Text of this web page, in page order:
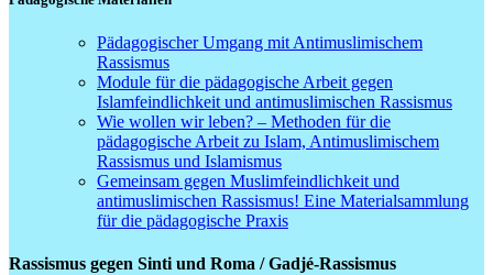
Pädagogischer Umgang mit Antimuslimischem
Rassismus
Module für die pädagogische Arbeit gegen
Islamfeindlichkeit und antimuslimischen Rassismus
Wie wollen wir leben? – Methoden für die
pädagogische Arbeit zu Islam, Antimuslimischem
Rassismus und Islamismus
Gemeinsam gegen Muslimfeindlichkeit und
antimuslimischen Rassismus! Eine Materialsammlung
fürdie pädagogische Praxis
Rassismus gegen Sinti und Roma / Gadjé-Rassismus